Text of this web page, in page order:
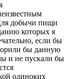
добычи пищи
которых я
если бы
бы данную
и не пускали бы
одиноких